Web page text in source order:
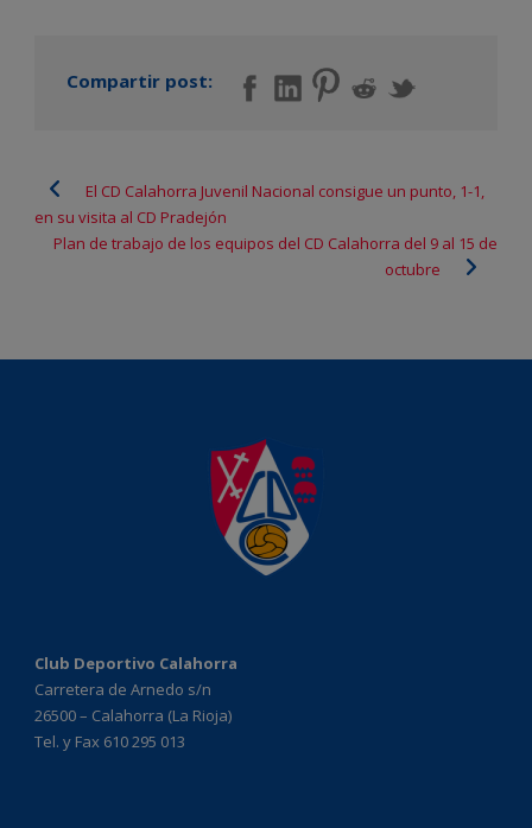
Compartir post:
El CD Calahorra Juvenil Nacional consigue un punto, 1-1,
en su visita al CD Pradejón
Plan de trabajo de los equipos del CD Calahorra del 9 al 15 de
octubre
Club Deportivo Calahorra
Carretera de Arnedo s/n
26500 – Calahorra (La Rioja)
Tel. y Fax 610 295 013